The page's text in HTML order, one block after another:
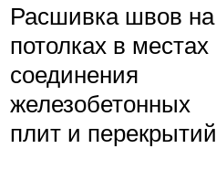
Расшивка швов на
потолках в местах
соединения
железобетонных
плит и перекрытий